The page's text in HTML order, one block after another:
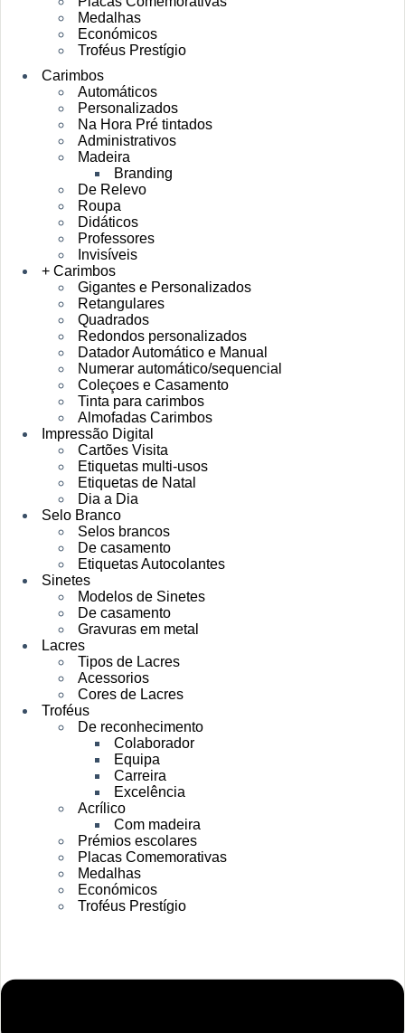
Medalhas
Económicos
Troféus Prestígio
Carimbos
Automáticos
Personalizados
Na Hora Pré tintados
Administrativos
Madeira
Branding
De Relevo
Roupa
Didáticos
Professores
Invisíveis
+ Carimbos
Gigantes e Personalizados
Retangulares
Quadrados
Redondos personalizados
Datador Automático e Manual
Numerar automático/sequencial
Coleçoes e Casamento
Tinta para carimbos
Almofadas Carimbos
Impressão Digital
Cartões Visita
Etiquetas multi-usos
Etiquetas de Natal
Dia a Dia
Selo Branco
Selos brancos
De casamento
Etiquetas Autocolantes
Sinetes
Modelos de Sinetes
De casamento
Gravuras em metal
Lacres
Tipos de Lacres
Acessorios
Cores de Lacres
Troféus
De reconhecimento
Colaborador
Equipa
Carreira
Excelência
Acrílico
Com madeira
Prémios escolares
Placas Comemorativas
Medalhas
Económicos
Troféus Prestígio